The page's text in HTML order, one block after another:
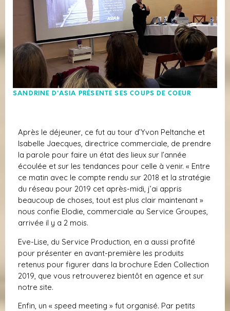
SANDRINE D'ASIA PRÉSENTE SES COUPS DE COEUR
Après le déjeuner, ce fut au tour d’Yvon Peltanche et
Isabelle Jaecques, directrice commerciale, de prendre
la parole pour faire un état des lieux sur l’année
écoulée et sur les tendances pour celle à venir. « Entre
ce matin avec le compte rendu sur 2018 et la stratégie
du réseau pour 2019 cet après-midi, j’ai appris
beaucoup de choses, tout est plus clair maintenant »
nous confie Elodie, commerciale au Service Groupes,
arrivée il y a 2 mois.
Eve-Lise, du Service Production, en a aussi profité
pour présenter en avant-première les produits
retenus pour figurer dans la brochure Eden Collection
2019, que vous retrouverez bientôt en agence et sur
notre site.
Enfin, un « speed meeting » fut organisé. Par petits